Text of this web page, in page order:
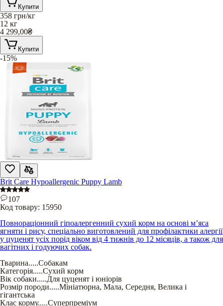
Купити
358 грн/кг
12 кг
4 299,00₴
Купити
-15%
Brit Care Hypoallergenic Puppy Lamb
107
Код товару: 15950
Повнораціонний гіпоалергенний сухий корм на основі м’яса
ягняти і рису, спеціально виготовлений для профілактики алергії
у цуценят усіх порід віком від 4 тижнів до 12 місяців, а також для
вагітних і годуючих собак.
Тварина.....Собакам
Категорія.....Сухий корм
Вік собаки.....Для цуценят і юніорів
Розмір породи.....Мініатюрна, Мала, Середня, Велика і
гігантська
Клас корму.....Суперпреміум